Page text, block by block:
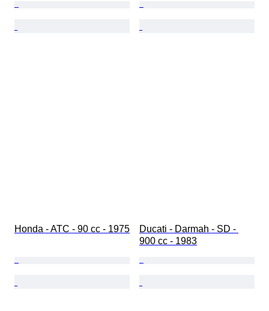
Honda - ATC - 90 cc - 1975
Ducati - Darmah - SD -
900 cc - 1983